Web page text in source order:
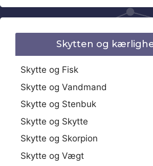
Skytten og
Skytte og Fisk
Skytte og Vandmand
Skytte og Stenbuk
Skytte og Skytte
Skytte og Skorpion
Skytte og Vægt